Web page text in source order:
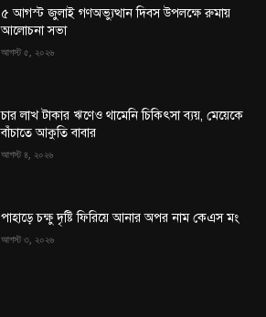
৫ আগস্ট জুলাই গণঅভ্যুত্থান দিবস উপলক্ষে রুমায়
আলোচনা সভা
আগস্ট ৫, ২০২৬
চার লাখ টাকার ঋণেও থামেনি চিকিৎসা ব্যয়, মেয়েকে
বাঁচাতে আকুতি বাবার
আগস্ট ৪, ২০২৬
পাহাড়ে চক্ষু দৃষ্টি ফিরিয়ে আনার অপর নাম কেএস মং
আগস্ট ৩, ২০২৬